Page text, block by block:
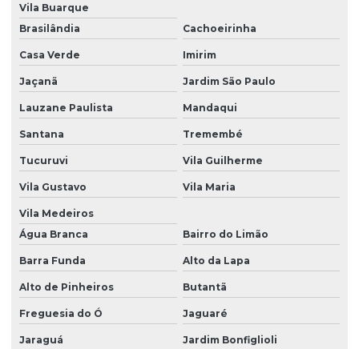
Manutenção industrial preditiva
Manutenção preditiva online
Manutenção preditiva termografia
Manutenção preditiva ultrassom
Medição e análise de vibrações
Monitoração de vibração e temperatura de motores
Monitoramento online
Monitoramento online de vibração
Monitoramento de vibração
Orçamento de análise termográfica
Vila Buarque
Brasilândia
Cachoeirinha
Casa Verde Imirim
Jaçanã Jardim São Paulo
Lauzane Paulista Mandaqui
Santana Tremembé
Tucuruvi Vila Guilherme
Vila Gustavo Vila Maria
Vila Medeiros
Água Branca
Bairro do Limão
Barra Funda Alto da Lapa
Alto de Pinheiros Butantã
Freguesia do Ó Jaguaré
Jaraguá Jardim Bonfiglioli